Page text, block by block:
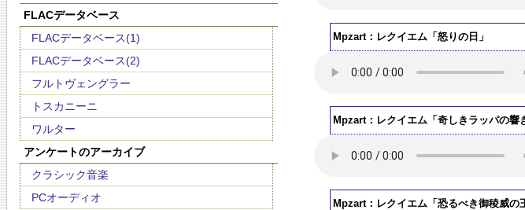
FLACデータベース
FLACデータベース(1)
FLACデータベース(2)
フルトヴェングラー
トスカニーニ
ワルター
アンケートのアーカイブ
クラシック音楽
PCオーディオ
Mpzart：レクイエム「怒りの日」
Mpzart：レクイエム「奇しきラッパの響
Mpzart：レクイエム「恐るべき御稜威の